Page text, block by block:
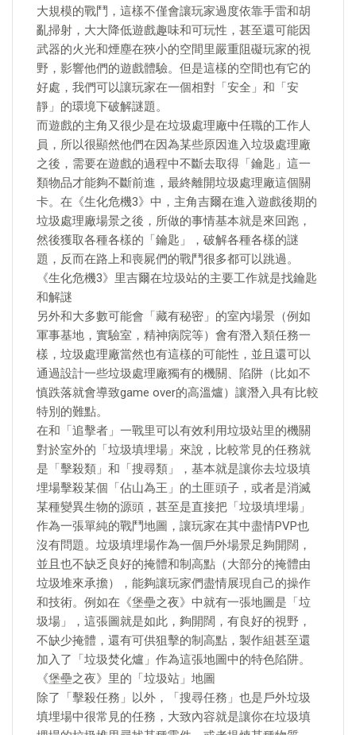
大規模的戰鬥，這樣不僅會讓玩家過度依靠手雷和胡
亂掃射，大大降低遊戲趣味和可玩性，甚至還可能因
武器的火光和煙塵在狹小的空間里嚴重阻礙玩家的視
野，影響他們的遊戲體驗。但是這樣的空間也有它的
好處，我們可以讓玩家在一個相對「安全」和「安
靜」的環境下破解謎題。
而遊戲的主角又很少是在垃圾處理廠中任職的工作人
員，所以很顯然他們在因為某些原因進入垃圾處理廠
之後，需要在遊戲的過程中不斷去取得「鑰匙」這一
類物品才能夠不斷前進，最終離開垃圾處理廠這個關
卡。在《生化危機3》中，主角吉爾在進入遊戲後期的
垃圾處理廠場景之後，所做的事情基本就是來回跑，
然後獲取各種各樣的「鑰匙」，破解各種各樣的謎
題，反而在路上和喪屍們的戰鬥很多都可以跳過。
《生化危機3》里吉爾在垃圾站的主要工作就是找鑰匙
和解謎
另外和大多數可能會「藏有秘密」的室內場景（例如
軍事基地，實驗室，精神病院等）會有潛入類任務一
樣，垃圾處理廠當然也有這樣的可能性，並且還可以
通過設計一些垃圾處理廠獨有的機關、陷阱（比如不
慎跌落就會導致game over的高溫爐）讓潛入具有比較
特別的難點。
在和「追擊者」一戰里可以有效利用垃圾站里的機關
對於室外的「垃圾填埋場」來說，比較常見的任務就
是「擊殺類」和「搜尋類」，基本就是讓你去垃圾填
埋場擊殺某個「佔山為王」的土匪頭子，或者是消滅
某種變異生物的源頭，甚至是直接把「垃圾填埋場」
作為一張單純的戰鬥地圖，讓玩家在其中盡情PVP也
沒有問題。垃圾填埋場作為一個戶外場景足夠開闊，
並且也不缺乏良好的掩體和制高點（大部分的掩體由
垃圾堆來承擔），能夠讓玩家們盡情展現自己的操作
和技術。例如在《堡壘之夜》中就有一張地圖是「垃
圾場」，這張圖就是如此，夠開闊，有良好的視野，
不缺少掩體，還有可供狙擊的制高點，製作組甚至還
加入了「垃圾焚化爐」作為這張地圖中的特色陷阱。
《堡壘之夜》里的「垃圾站」地圖
除了「擊殺任務」以外，「搜尋任務」也是戶外垃圾
填埋場中很常見的任務，大致內容就是讓你在垃圾填